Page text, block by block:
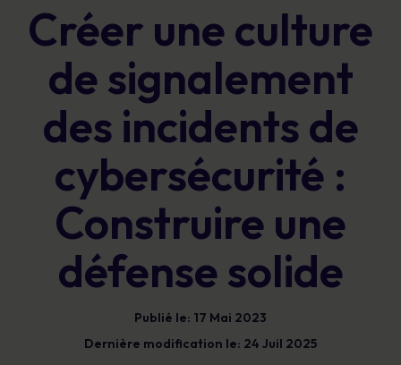
Créer une culture
de signalement
des incidents de
cybersécurité :
Construire une
défense solide
Publié le: 17 Mai 2023
Dernière modification le: 24 Juil 2025